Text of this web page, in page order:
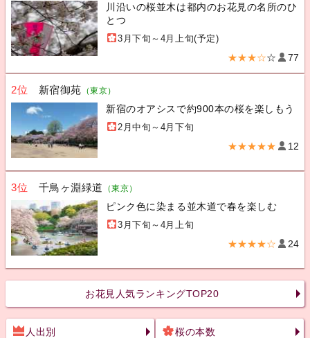
川沿いの桜並木は都内のお花見の名所のひ
とつ
3月下旬～4月上旬(予定)
★★★☆☆ 77
2位 新宿御苑 （東京）
新宿のオアシスで約900本の桜を楽しもう
2月中旬～4月下旬
★★★★★ 12
3位 千鳥ヶ淵緑道 （東京）
ピンク色に染まる並木道で春を楽しむ
3月下旬～4月上旬
★★★★☆ 24
お花見人気ランキングTOP20
人出別 桜の本数